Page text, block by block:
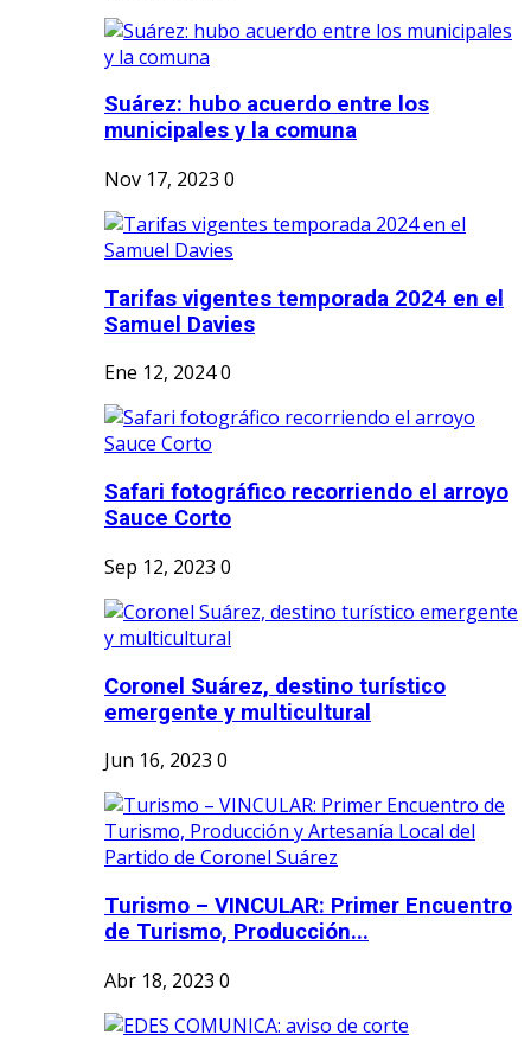
Suárez: hubo acuerdo entre los
municipales y la comuna
Nov 17, 2023 0
Tarifas vigentes temporada 2024 en el
Samuel Davies
Ene 12, 20240
Safari fotográfico recorriendo el arroyo
Sauce Corto
Sep 12, 2023 0
Coronel Suárez, destino turístico
emergente y multicultural
Jun 16, 2023 0
Turismo – VINCULAR: Primer Encuentro
de Turismo, Producción...
Abr 18, 2023 0